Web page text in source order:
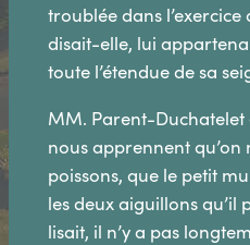
troublée dans
disait-elle, lui
toute l’étendue de sa
MM. Parent-Duchatelet
nous apprennent qu’on
poissons, que le petit
les deux aiguillons qu’il
lisait, il n’y a pas